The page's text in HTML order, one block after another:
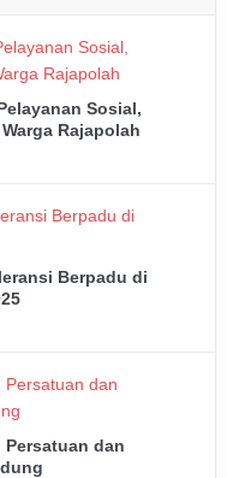
Sosial,
Rajapolah
Berpadu di
dan